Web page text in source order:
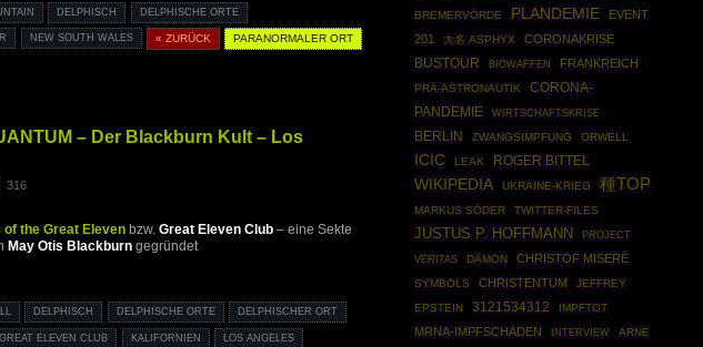
DELPHISCH DELPHISCHE ORTE
NEW SOUTH WALES « ZURÜCK PARANORMALER ORT
– Der Blackburn Kult – Los
316
of the Great Elevenbzw. Great Eleven Club– eine Sekte
May Otis Blackburngegründet
DELPHISCH DELPHISCHE ORTE DELPHISCHER ORT
GREAT ELEVEN CLUB KALIFORNIEN LOS ANGELES
BREMERVÖRDE
PLANDEMIE
EVENT
201
大名 ASPHYX CORONAKRISE
BUSTOUR BIOWAFFEN FRANKREICH
PRÄ-ASTRONAUTIK
CORONA-
PANDEMIE
WIRTSCHAFTSKRISE
BERLIN ZWANGSIMPFUNG ORWELL
ICIC LEAK ROGER BITTEL
WIKIPEDIA UKRAINE-KRIEG 種TOP
MARKUS SÖDER TWITTER-FILES
JUSTUS P. HOFFMANN PROJECT
VERITAS DÄMON CHRISTOF MISERÉ
SYMBOLS CHRISTENTUM
JEFFREY
EPSTEIN
3121534312 IMPFTOT
MRNA-IMPFSCHADEN INTERVIEW
ARNE